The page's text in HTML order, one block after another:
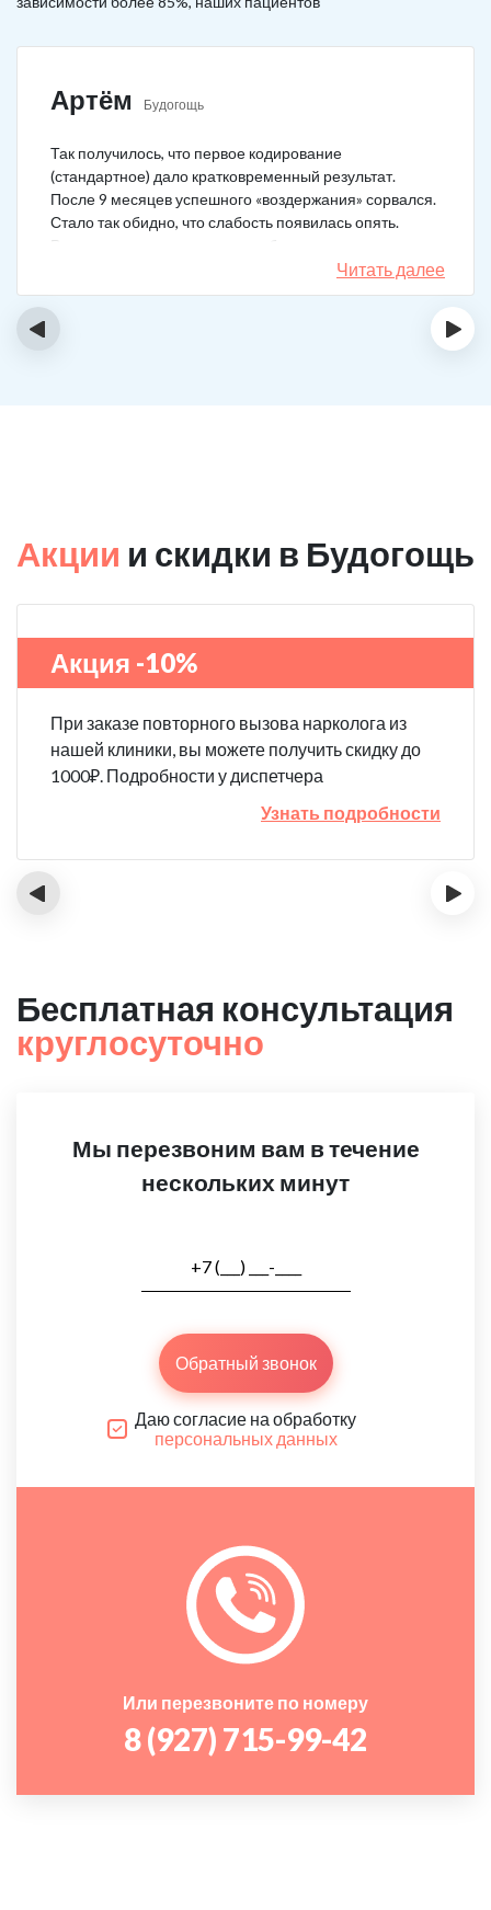
Артём Будогощь
Так получилось, что первое кодирование
(стандартное) дало кратковременный результат.
После 9 месяцев успешного «воздержания» сорвался.
Стало так обидно, что слабость появилась опять.
Решил не затягивать, и опять обратился в клинику.
Мне порекомендовали двойной блок. Согласился, и
сейчас не жалею. Уже два года в полной завязке.
Читать далее
‹ ›
Акции и скидки в Будогощь
Акция -10%
При заказе повторного вызова нарколога из
нашей клиники, вы можете получить скидку до
1000₽. Подробности у диспетчера
Узнать подробности
‹ ›
Бесплатная консультация
круглосуточно
Мы перезвоним вам в течение
нескольких минут
Обратный звонок
Даю согласие на обработку
персональных данных
Или перезвоните по номеру
8 (927) 715-99-42